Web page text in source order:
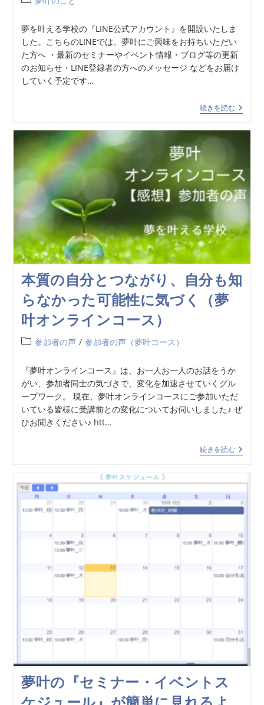
夢を叶える学校の『LINE公式アカウント』を開設いたしま
した。こちらのLINEでは、夢叶にご興味をお持ちいただい
た方へ ・最新のセミナーやイベント情報・ブログ等の更新
のお知らせ・LINE登録者の方へのメッセージ などをお届け
していく予定です…
続きを読む
本質の自分とつながり、自分も知
らなかった可能性に気づく（夢
叶オンラインコース）
参加者の声 / 参加者の声（夢叶コース）
『夢叶オンラインコース』は、お一人お一人のお話をうか
がい、参加者同士の気づきで、変化を加速させていくグル
ープワーク。 現在、夢叶オンラインコースにご参加いただ
いている皆様に受講前との変化についてお伺いしました♪ ぜ
ひお聞きください♪ htt…
続きを読む
夢叶の『セミナー・イベントス